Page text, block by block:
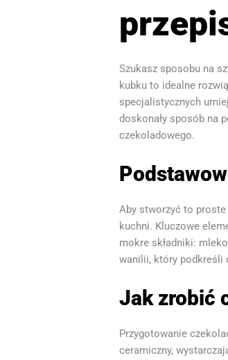
Szukasz sposobu na
kubku to idealne
specjalistycznych
doskonały sposób na
czekoladowego.
Aby stworzyć to
kuchni. Kluczowe
mokre składniki:
wanilii, który podkreśli
Jak zrobić
Przygotowanie
ceramiczny,